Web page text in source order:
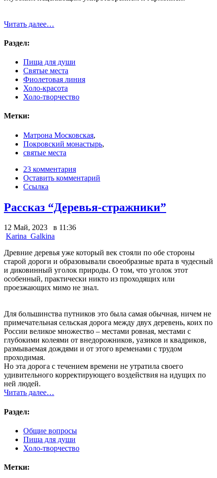
Читать далее…
Раздел:
Пища для души
Святые места
Фиолетовая линия
Холо-красота
Холо-творчество
Метки:
Матрона Московская,
Покровский монастырь,
святые места
23 комментария
Оставить комментарий
Ссылка
Рассказ “Деревья-стражники”
12 Май, 2023 в 11:36
Karina_Galkina
Древние деревья уже который век стояли по обе стороны
старой дороги и образовывали своеобразные врата в чудесный
и диковинный уголок природы. О том, что уголок этот
особенный, практически никто из проходящих или
проезжающих мимо не знал.
Для большинства путников это была самая обычная, ничем не
примечательная сельская дорога между двух деревень, коих по
России великое множество – местами ровная, местами с
глубокими колеями от внедорожников, уазиков и квадриков,
размываемая дождями и от этого временами с трудом
проходимая.
Но эта дорога с течением времени не утратила своего
удивительного корректирующего воздействия на идущих по
ней людей.
Читать далее…
Раздел:
Общие вопросы
Пища для души
Холо-творчество
Метки: